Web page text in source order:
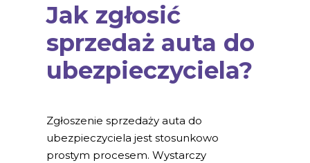
Jak zgłosić
sprzedaż auta do
ubezpieczyciela?
Zgłoszenie sprzedaży auta do
ubezpieczyciela jest stosunkowo
prostym procesem. Wystarczy